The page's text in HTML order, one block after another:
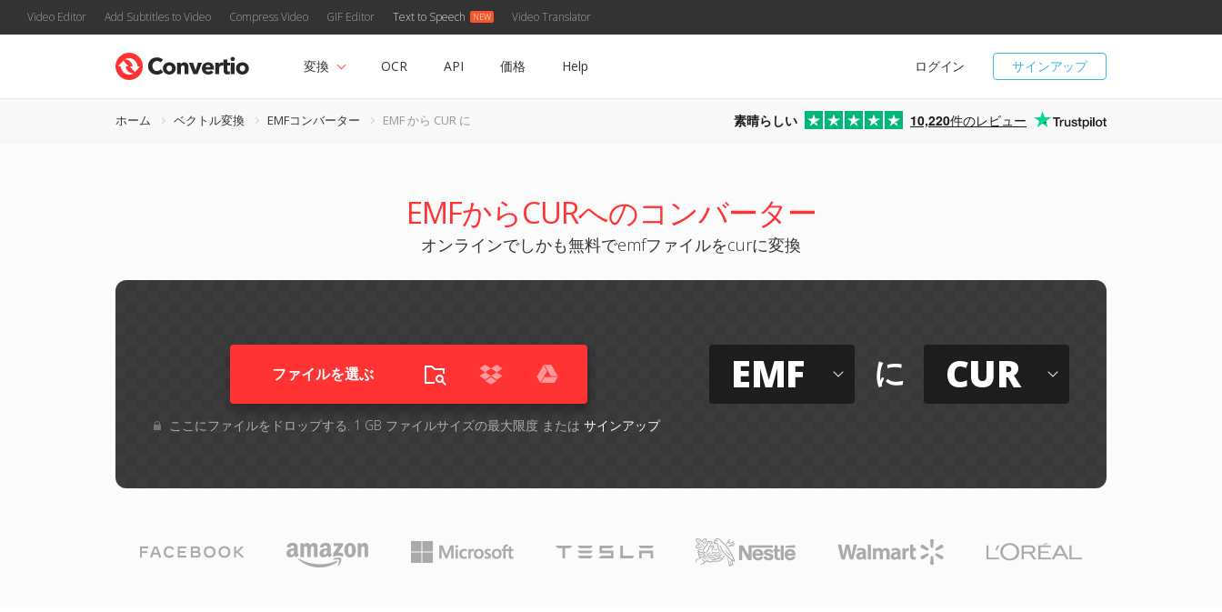
Video Editor Add Subtitles to Video Compress Video GIF Editor Text to Speech Video Translator
サインアップ
ログイン
変換 OCR API 価格 Help
ホーム ベクトル変換 EMFコンバーター EMF から CUR に 素晴らしい 10,220件のレビュー
EMFからCURへのコンバーター
オンラインでしかも無料でemfファイルをcurに変換
ファイルを選ぶ
ここにファイルをドロップする. 1 GB ファイルサイズの最大限度 または サインアップ
EMF に CUR